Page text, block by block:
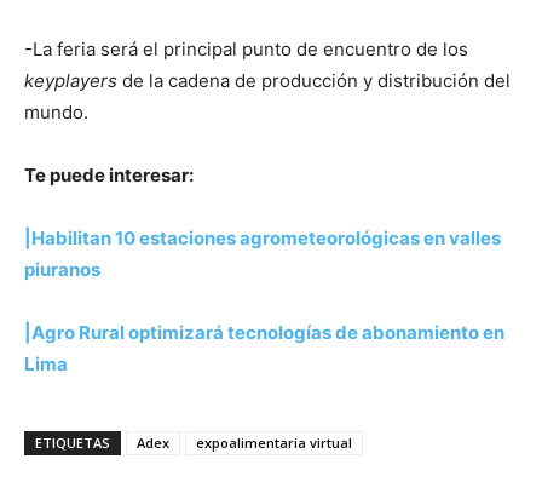
-La feria será el principal punto de encuentro de los
keyplayers de la cadena de producción y distribución del
mundo.
Te puede interesar:
|Habilitan 10 estaciones agrometeorológicas en valles
piuranos
|Agro Rural optimizará tecnologías de abonamiento en
Lima
ETIQUETAS Adex expoalimentaria virtual